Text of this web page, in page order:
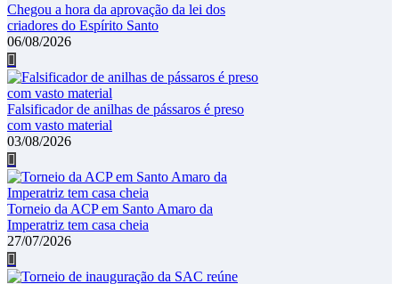
Chegou a hora da aprovação da lei dos
criadores do Espírito Santo
06/08/2026
Falsificador de anilhas de pássaros é preso
com vasto material
03/08/2026
Torneio da ACP em Santo Amaro da
Imperatriz tem casa cheia
27/07/2026